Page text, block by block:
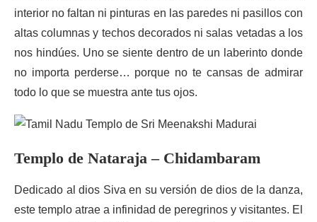
interior no faltan ni pinturas en las paredes ni pasillos con
altas columnas y techos decorados ni salas vetadas a los
nos hindúes. Uno se siente dentro de un laberinto donde
no importa perderse… porque no te cansas de admirar
todo lo que se muestra ante tus ojos.
Templo de Nataraja – Chidambaram
Dedicado al dios Siva en su versión de dios de la danza,
este templo atrae a infinidad de peregrinos y visitantes. El